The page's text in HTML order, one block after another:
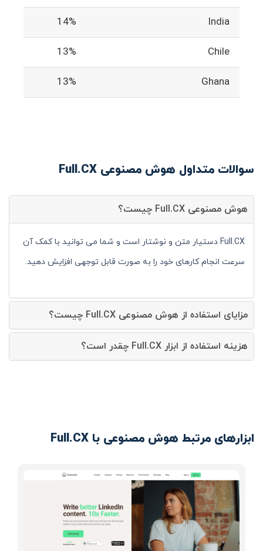
India
14%
Chile
13%
Ghana
13%
سوالات متداول هوش مصنوعی Full.CX
هوش مصنوعی Full.CX چیست؟
Full.CX دستیار متن و نوشتار است و شما می توانید با کمک آن
سرعت انجام کارهای خود را به صورت قابل توجهی افزایش دهید.
مزایای استفاده از هوش مصنوعی Full.CX چیست؟
هزینه استفاده از ابزار Full.CX چقدر است؟
ابزارهای مرتبط هوش مصنوعی با Full.CX